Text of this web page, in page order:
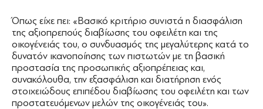
Όπως είχε πει: «Βασικό κριτήριο συνιστά η διασφάλιση
της αξιοπρεπούς διαβίωσης του οφειλέτη και της
οικογένειάς του, ο συνδυασμός της μεγαλύτερης κατά το
δυνατόν ικανοποίησης των πιστωτών με τη βασική
προστασία της προσωπικής αξιοπρέπειας και,
συνακόλουθα, την εξασφάλιση και διατήρηση ενός
στοιχειώδους επιπέδου διαβίωσης του οφειλέτη και των
προστατευόμενων μελών της οικογένειάς του».